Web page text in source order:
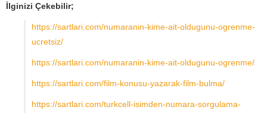
İlginizi Çekebilir;
https://sartlari.com/numaranin-kime-ait-oldugunu-ogrenme-
ucretsiz/
https://sartlari.com/numaranin-kime-ait-oldugunu-ogrenme/
https://sartlari.com/film-konusu-yazarak-film-bulma/
https://sartlari.com/turkcell-isimden-numara-sorgulama-